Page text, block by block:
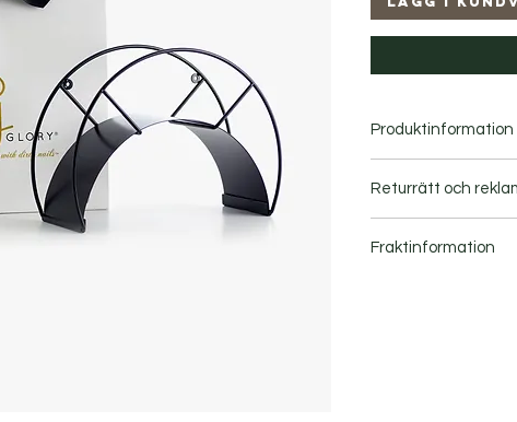
Produktinformation
Width: 32 cm
kg.
Returrätt och
Fraktinformation